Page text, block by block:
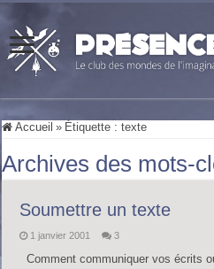
Accueil » Étiquette :texte
Archives des mots-
Soumettre un texte
1 janvier 2001 3
Comment communiquer vos écrits